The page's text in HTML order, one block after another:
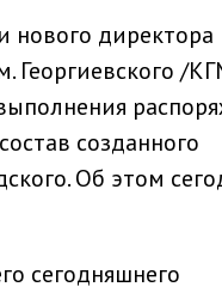
нового директора
Георгиевского /
созданного
Об этом
сегодняшнего